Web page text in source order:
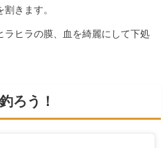
きます。
ラヒラの膜、血を綺麗にして下処
ろう！